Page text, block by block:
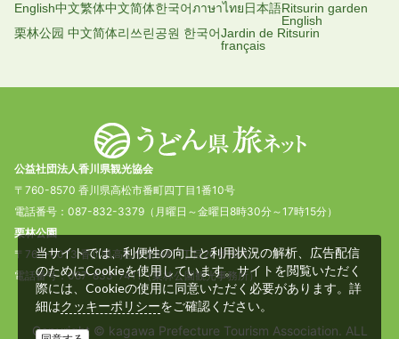
English中文繁体中文简体한국어ภาษาไทย日本語Ritsurin garden
English
栗林公园 中文简体리쓰린공원 한국어Jardin de Ritsurin
français
公益社団法人香川県観光協会
〒760-8570 香川県高松市番町四丁目1番10号
電話番号：087-832-3379（月曜日～金曜日8時30分～17時15分）
栗林公園
〒760-0073 香川県高松市栗林町1丁目20番16号
電話番号：087-833-7411（栗林公園観光事務所）
Copyright © kagawa Prefecture Tourism Association. ALL
当サイトでは、利便性の向上と利用状況の解析、広告配信
のためにCookieを使用しています。サイトを閲覧いただく
際には、Cookieの使用に同意いただく必要があります。詳
細はクッキーポリシーをご確認ください。